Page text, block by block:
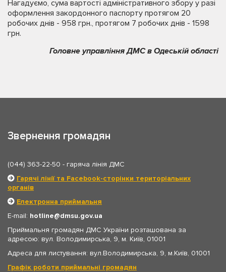
Нагадуємо, сума вартості адміністративного збору у разі
оформлення закордонного паспорту протягом 20
робочих днів - 958 грн., протягом 7 робочих днів - 1598
грн.
Головне управління ДМС в Одеській області
Звернення громадян
(044) 363-22-50 - гаряча лінія ДМС
Гарячі лінії та Facebook-сторінки територіальних
органів
Електронна приймальня
E-mail: hotline
dmsu.gov.ua
Приймальня громадян ДМС України розташована за
адресою: вул. Володимирська, 9, м. Київ, 01001
Адреса для листування: вул.Володимирська, 9, м.Київ, 01001
Графік роботи приймальні громадян